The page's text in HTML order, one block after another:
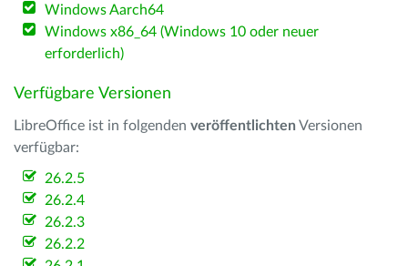
Windows Aarch64
Windows x86_64 (Windows 10 oder neuer
erforderlich)
Verfügbare Versionen
LibreOffice ist in folgenden veröffentlichten Versionen
verfügbar:
26.2.5
26.2.4
26.2.3
26.2.2